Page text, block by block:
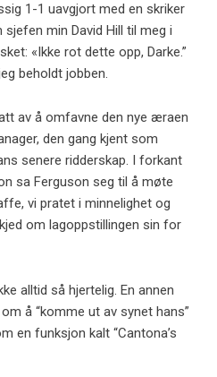
1-1 uavgjort med en skriker
min David Hill til meg i
«Ikke rot dette opp, Darke.”
beholdt jobben.
av å omfavne den nye æraen
den gang kjent som
senere ridderskap. I forkant
sa Ferguson seg til å møte
vi pratet i minnelighet og
om lagoppstillingen sin for
alltid så hjertelig. En annen
å “komme ut av synet hans”
en funksjon kalt “Cantona’s